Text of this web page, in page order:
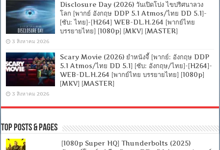
Disclosure Day (2026) วันเปิดโปง ไขปริศนาลวง
โลก [พากย์ อังกฤษ DDP 5.1 Atmos/ไทย DD 5.1]-
[ซับ: ไทย]-[H264] WEB-DL.H.264 [พากย์ไทย
บรรยายไทย] [1080p] [MKV] [MASTER]
3 สิงหาคม 2026
Scary Movie (2026) ยำหนังจี้ [พากย์: อังกฤษ DDP
5.1 Atmos/ไทย DD 5.1] [ซับ: อังกฤษ/ไทย]-[H264]-
WEB-DL.H.264 [พากย์ไทย บรรยายไทย] [1080p]
[MKV] [MASTER]
3 สิงหาคม 2026
Top Posts & Pages
[1080p Super HQ] Thunderbolts (2025)